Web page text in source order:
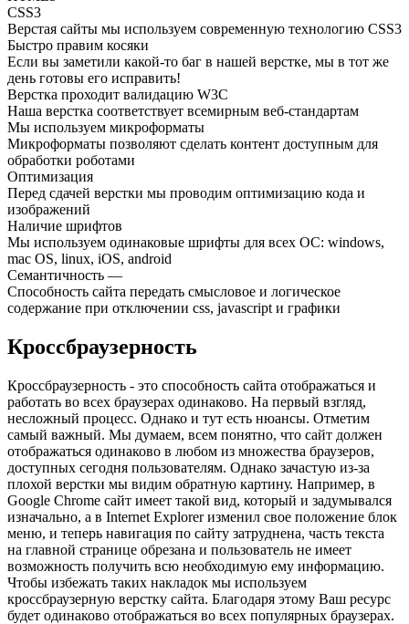
CSS3
Верстая сайты мы используем современную технологию CSS3
Быстро правим косяки
Если вы заметили какой-то баг в нашей верстке, мы в тот же
день готовы его исправить!
Верстка проходит валидацию W3C
Наша верстка соответствует всемирным веб-стандартам
Мы используем микроформаты
Микроформаты позволяют сделать контент доступным для
обработки роботами
Оптимизация
Перед сдачей верстки мы проводим оптимизацию кода и
изображений
Наличие шрифтов
Мы используем одинаковые шрифты для всех ОС: windows,
mac OS, linux, iOS, android
Семантичность —
Способность сайта передать смысловое и логическое
содержание при отключении css, javascript и графики
Кроссбраузерность
Кроссбраузерность - это способность сайта отображаться и
работать во всех браузерах одинаково. На первый взгляд,
несложный процесс. Однако и тут есть нюансы. Отметим
самый важный. Мы думаем, всем понятно, что сайт должен
отображаться одинаково в любом из множества браузеров,
доступных сегодня пользователям. Однако зачастую из-за
плохой верстки мы видим обратную картину. Например, в
Google Chrome сайт имеет такой вид, который и задумывался
изначально, а в Internet Explorer изменил свое положение блок
меню, и теперь навигация по сайту затруднена, часть текста
на главной странице обрезана и пользователь не имеет
возможность получить всю необходимую ему информацию.
Чтобы избежать таких накладок мы используем
кроссбраузерную верстку сайта. Благодаря этому Ваш ресурс
будет одинаково отображаться во всех популярных браузерах.